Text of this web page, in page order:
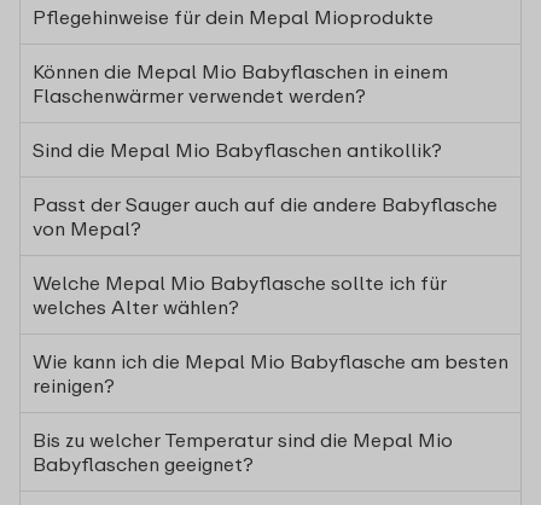
Pflegehinweise für dein Mepal Mioprodukte
Können die Mepal Mio Babyflaschen in einem
Flaschenwärmer verwendet werden?
Sind die Mepal Mio Babyflaschen antikollik?
Passt der Sauger auch auf die andere Babyflasche
von Mepal?
Welche Mepal Mio Babyflasche sollte ich für
welches Alter wählen?
Wie kann ich die Mepal Mio Babyflasche am besten
reinigen?
Bis zu welcher Temperatur sind die Mepal Mio
Babyflaschen geeignet?